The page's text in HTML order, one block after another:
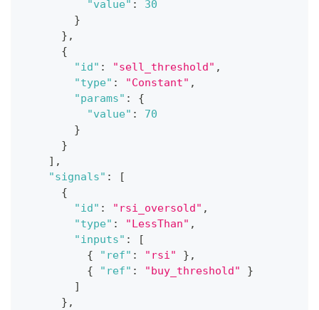
"value" :
30
}
} ,
{
"id" : "sell_threshold" ,
"type" : "Constant" ,
"params" :
{
"value" :
70
}
}
] ,
"signals" :
[
{
"id" : "rsi_oversold" ,
"type" : "LessThan" ,
"inputs" :
[
{
"ref" : "rsi" } ,
{
"ref" : "buy_threshold"
}
]
} ,